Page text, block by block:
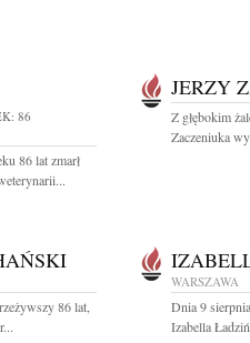
86
86 lat zmarł
JERZY
Z głębokim
Zaczeniuka
86 lat,
WARSZAWA
Dnia 9
Izabella